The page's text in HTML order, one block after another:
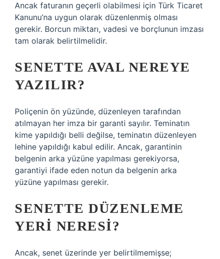
Ancak faturanın geçerli olabilmesi için Türk Ticaret
Kanunu’na uygun olarak düzenlenmiş olması
gerekir. Borcun miktarı, vadesi ve borçlunun imzası
tam olarak belirtilmelidir.
SENETTE AVAL NEREYE
YAZILIR?
Poliçenin ön yüzünde, düzenleyen tarafından
atılmayan her imza bir garanti sayılır. Teminatın
kime yapıldığı belli değilse, teminatın düzenleyen
lehine yapıldığı kabul edilir. Ancak, garantinin
belgenin arka yüzüne yapılması gerekiyorsa,
garantiyi ifade eden notun da belgenin arka
yüzüne yapılması gerekir.
SENETTE DÜZENLEME
YERI NERESI?
Ancak, senet üzerinde yer belirtilmemişse;